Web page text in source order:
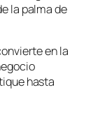
la palma de
en la
hasta